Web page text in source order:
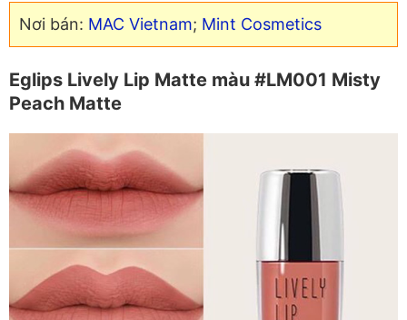
Nơi bán: MAC Vietnam; Mint Cosmetics
Eglips Lively Lip Matte màu #LM001 Misty
Peach Matte